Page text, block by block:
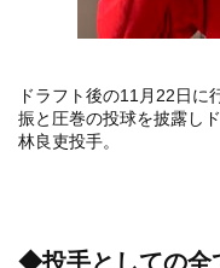
ドラフト後の11月22日に
振と圧巻の投球を披露し
林良吏投手。
◆投手としての全